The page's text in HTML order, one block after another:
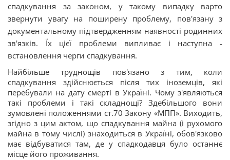
спадкування за законом, у такому випадку варто
звернути увагу на поширену проблему, пов'язану з
документальному підтвердженням наявності родинних
зв'язків. Їх цієї проблеми випливає і наступна -
встановлення черги спадкування.
Найбільше труднощів пов'язано з тим, коли
спадкування здійснюється після тих іноземців, які
перебували на дату смерті в Україні. Чому з'являються
такі проблеми і такі складнощі? Здебільшого вони
зумовлені положеннями ст.70 Закону «МПП». Виходить,
згідно з цим актом, що спадкування майна (і рухомого
майна в тому числі) знаходиться в Україні, обов'язково
має відбуватися там, де у спадкодавця було останнє
місце його проживання.